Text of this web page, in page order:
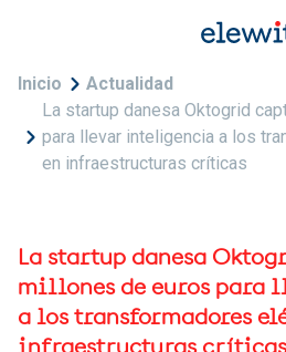
Sobrescribir enlaces de
Inicio
Actualidad
La startup danesa Oktogrid
para llevar inteligencia a los
en infraestructuras críticas
La startup danesa
millones de euros para
a los transformadores
infraestructuras críticas